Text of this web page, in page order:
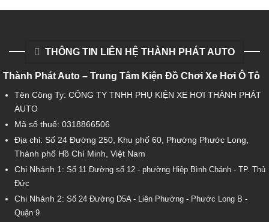
THÔNG TIN LIÊN HỆ THÀNH PHÁT AUTO
Thành Phát Auto – Trung Tâm Kiện Đồ Chơi Xe Hơi Ô Tô
Tên Công Ty: CÔNG TY TNHH PHỤ KIỆN XE HƠI THÀNH PHÁT
AUTO
Mã số thuế: 0318866506
Địa chỉ: Số 24 Đường 250, Khu phố 60, Phường Phước Long,
Thành phố Hồ Chí Minh, Việt Nam
Chi Nhánh 1: Số 11 Đường số 12 - phường Hiệp Bình Chánh - TP. Thủ
Đức
Chi Nhánh 2: Số 24 Đường D5A - Liên Phường - Phước Long B -
Quận 9